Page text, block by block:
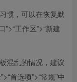
惯，可以在恢复默
工作区”>“新建
混乱的情况，建议
首选项”>“常规”中